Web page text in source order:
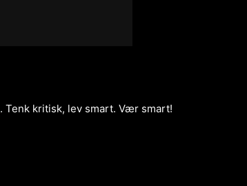
. Tenk kritisk, lev smart. Vær smart!